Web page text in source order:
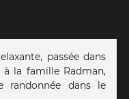
passée dans
la famille Radman,
randonnée dans le